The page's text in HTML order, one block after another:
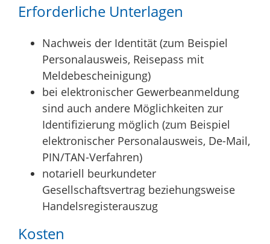
Erforderliche Unterlagen
Nachweis der Identität (zum Beispiel
Personalausweis, Reisepass mit
Meldebescheinigung)
bei elektronischer Gewerbeanmeldung
sind auch andere Möglichkeiten zur
Identifizierung möglich (zum Beispiel
elektronischer Personalausweis, De-Mail,
PIN/TAN-Verfahren)
notariell beurkundeter
Gesellschaftsvertrag beziehungsweise
Handelsregisterauszug
Kosten